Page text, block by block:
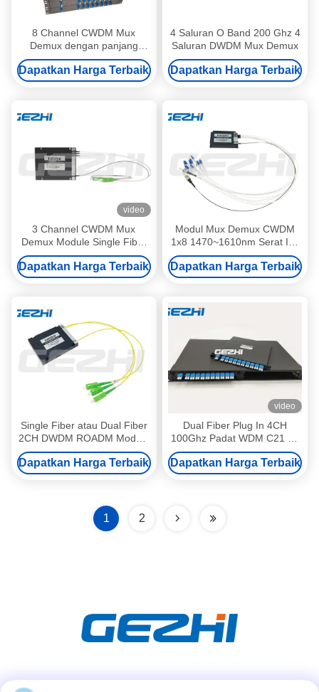
8 Channel CWDM Mux
Demux dengan panjang
gelombang 1270~1610nm
dan 1U Rack Mounted
Design untuk Access
Dapatkan Harga Terbaik
4 Saluran O Band 200 Ghz 4
Saluran DWDM Mux Demux
Dapatkan Harga Terbaik
video
3 Channel CWDM Mux
Demux Module Single Fiber
1470nm 1490nm 1510nm
1530nm untuk Sistem WDM
Dapatkan Harga Terbaik
Modul Mux Demux CWDM
1x8 1470~1610nm Serat Inti
Tunggal dengan Konektor
LC/UPC ST/UPC untuk Pusat
Data
Dapatkan Harga Terbaik
Single Fiber atau Dual Fiber
2CH DWDM ROADM Module
dengan Channel Spacing
100GHz untuk Sistem WDM
Dapatkan Harga Terbaik
video
Dual Fiber Plug In 4CH
100Ghz Padat WDM C21 Ke
C24 LC Adaptor PC
Dapatkan Harga Terbaik
1 2